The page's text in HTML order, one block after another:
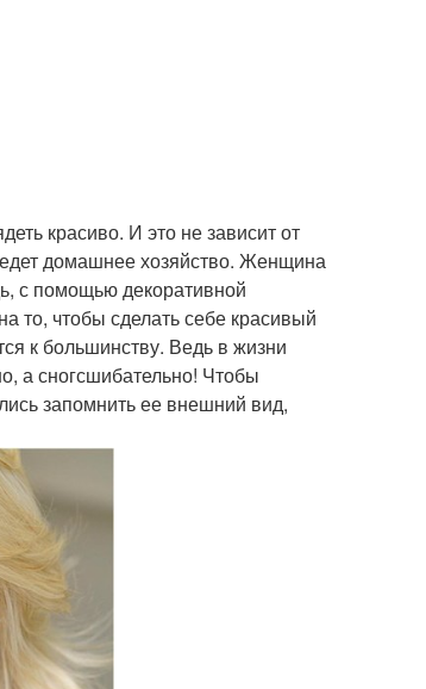
красиво. И это не зависит от
домашнее хозяйство. Женщина
с помощью декоративной
то, чтобы сделать себе красивый
к большинству. Ведь в жизни
а сногсшибательно! Чтобы
запомнить ее внешний вид,